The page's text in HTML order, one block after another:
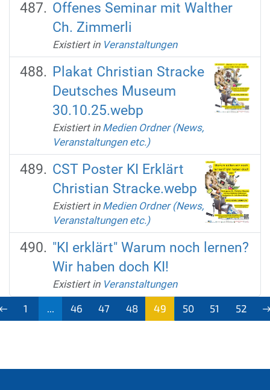
Offenes Seminar mit Walther
Ch. Zimmerli
Existiert in Veranstaltungen
Plakat Christian Stracke
Deutsches Museum
30.10.25.webp
Existiert in Medien Ordner (News,
Veranstaltungen etc.)
CST Poster KI Erklärt
Christian Stracke.webp
Existiert in Medien Ordner (News,
Veranstaltungen etc.)
"KI erklärt" Warum noch lernen?
Wir haben doch KI!
Existiert in Veranstaltungen
1 ... 46 47 48
49
50 51 52